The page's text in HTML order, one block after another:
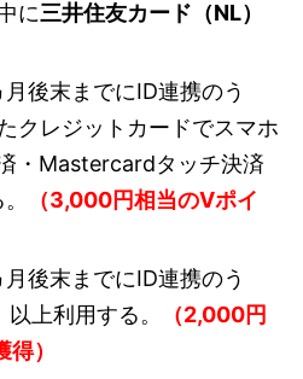
に三井住友カード（NL）
後末までにID連携のう
クレジットカードでスマホ
・Mastercardタッチ決済
（3,000円相当のVポイ
後末までにID連携のう
上利用する。
（2,000円
）